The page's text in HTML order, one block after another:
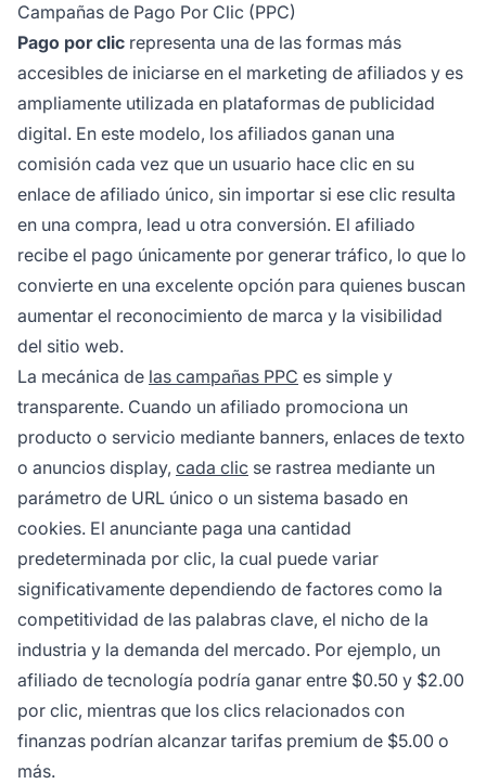
Campañas de Pago Por Clic (PPC)
Pago por clic representa una de las formas más
accesibles de iniciarse en el marketing de afiliados y es
ampliamente utilizada en plataformas de publicidad
digital. En este modelo, los afiliados ganan una
comisión cada vez que un usuario hace clic en su
enlace de afiliado único, sin importar si ese clic resulta
en una compra, lead u otra conversión. El afiliado
recibe el pago únicamente por generar tráfico, lo que lo
convierte en una excelente opción para quienes buscan
aumentar el reconocimiento de marca y la visibilidad
del sitio web.
La mecánica de las campañas PPC es simple y
transparente. Cuando un afiliado promociona un
producto o servicio mediante banners, enlaces de texto
o anuncios display, cada clic se rastrea mediante un
parámetro de URL único o un sistema basado en
cookies. El anunciante paga una cantidad
predeterminada por clic, la cual puede variar
significativamente dependiendo de factores como la
competitividad de las palabras clave, el nicho de la
industria y la demanda del mercado. Por ejemplo, un
afiliado de tecnología podría ganar entre $0.50 y $2.00
por clic, mientras que los clics relacionados con
finanzas podrían alcanzar tarifas premium de $5.00 o
más.